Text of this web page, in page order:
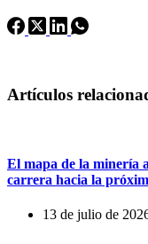
Artículos
El mapa de la minería
carrera hacia la
13 de julio de